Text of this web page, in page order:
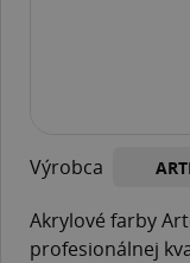
Výrobca
Akrylové farby
profesionálnej